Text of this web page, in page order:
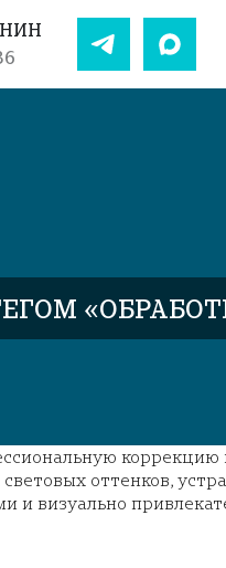
коррекцию
оттенков,
и визуально